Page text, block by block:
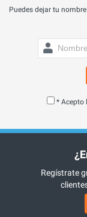
Puedes dejar tu
* Acepto
Regístrate